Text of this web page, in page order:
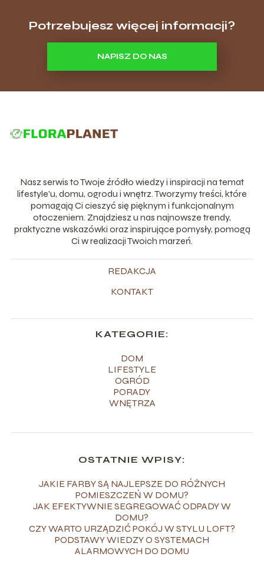
Potrzebujesz więcej informacji?
NAPISZ DO NAS
Nasz serwis to Twoje źródło wiedzy i inspiracji na temat
lifestyle'u, domu, ogrodu i wnętrz. Tworzymy treści, które
pomagają Ci cieszyć się pięknym i funkcjonalnym
otoczeniem. Znajdziesz u nas najnowsze trendy,
praktyczne wskazówki oraz inspirujące pomysły, pomogą
Ci w realizacji Twoich marzeń.
REDAKCJA
KONTAKT
KATEGORIE:
DOM
LIFESTYLE
OGRÓD
PORADY
WNĘTRZA
OSTATNIE WPISY:
JAKIE FARBY SĄ NAJLEPSZE DO RÓŻNYCH
POMIESZCZEŃ W DOMU?
JAK EFEKTYWNIE SEGREGOWAĆ ODPADY W
DOMU?
CZY WARTO URZĄDZIĆ POKÓJ W STYLU LOFT?
PODSTAWY WIEDZY O SYSTEMACH
ALARMOWYCH DO DOMU